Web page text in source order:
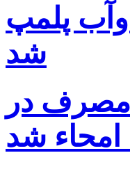
پلمپ
شد
مصرف در
امحاء شد